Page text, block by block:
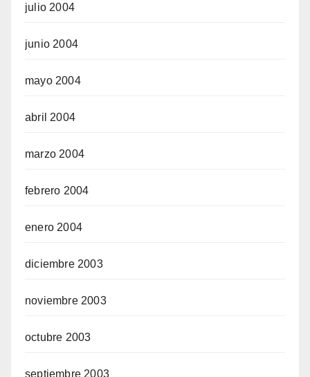
julio 2004
junio 2004
mayo 2004
abril 2004
marzo 2004
febrero 2004
enero 2004
diciembre 2003
noviembre 2003
octubre 2003
septiembre 2003